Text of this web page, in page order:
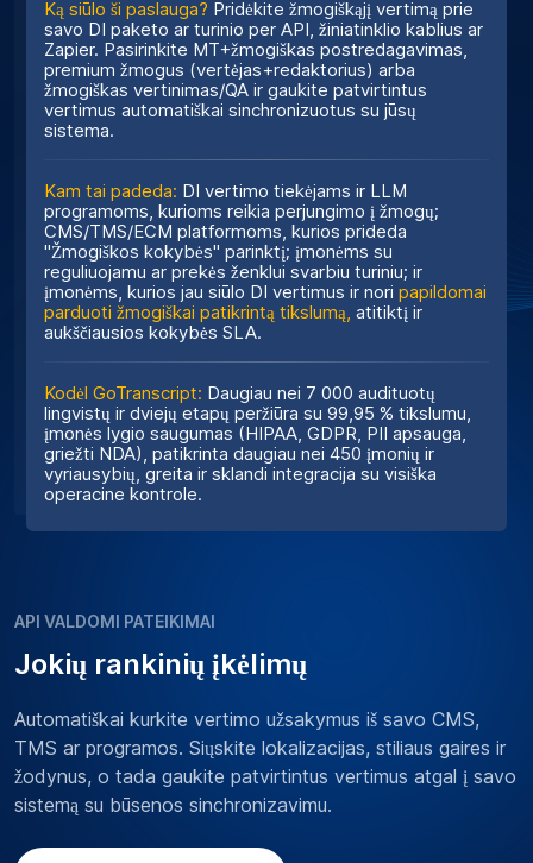
Ką siūlo ši paslauga? Pridėkite žmogiškąjį vertimą prie
savo DI paketo ar turinio per API, žiniatinklio kablius ar
Zapier. Pasirinkite MT+žmogiškas postredagavimas,
premium žmogus (vertėjas+redaktorius) arba
žmogiškas vertinimas/QA ir gaukite patvirtintus
vertimus automatiškai sinchronizuotus su jūsų
sistema.
Kam tai padeda: DI vertimo tiekėjams ir LLM
programoms, kurioms reikia perjungimo į žmogų;
CMS/TMS/ECM platformoms, kurios prideda
"Žmogiškos kokybės" parinktį; įmonėms su
reguliuojamu ar prekės ženklui svarbiu turiniu; ir
įmonėms, kurios jau siūlo DI vertimus ir nori papildomai
parduoti žmogiškai patikrintą tikslumą, atitiktį ir
aukščiausios kokybės SLA.
Kodėl GoTranscript: Daugiau nei 7 000 audituotų
lingvistų ir dviejų etapų peržiūra su 99,95 % tikslumu,
įmonės lygio saugumas (HIPAA, GDPR, PII apsauga,
griežti NDA), patikrinta daugiau nei 450 įmonių ir
vyriausybių, greita ir sklandi integracija su visiška
operacine kontrole.
API VALDOMI PATEIKIMAI
Jokių rankinių įkėlimų
Automatiškai kurkite vertimo užsakymus iš savo CMS,
TMS ar programos. Siųskite lokalizacijas, stiliaus gaires ir
žodynus, o tada gaukite patvirtintus vertimus atgal į savo
sistemą su būsenos sinchronizavimu.